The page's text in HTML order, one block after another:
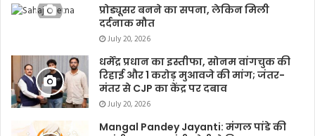
प्रोड्यूसर बनने का सपना, लेकिन मिली
दर्दनाक मौत
July 20, 2026
धर्मेंद्र प्रधान का इस्तीफा, सोनम वांगचुक की
रिहाई और 1 करोड़ मुआवजे की मांग; जंतर-
मंतर से CJP का केंद्र पर दबाव
July 20, 2026
Mangal Pandey Jayanti: मंगल पांडे की